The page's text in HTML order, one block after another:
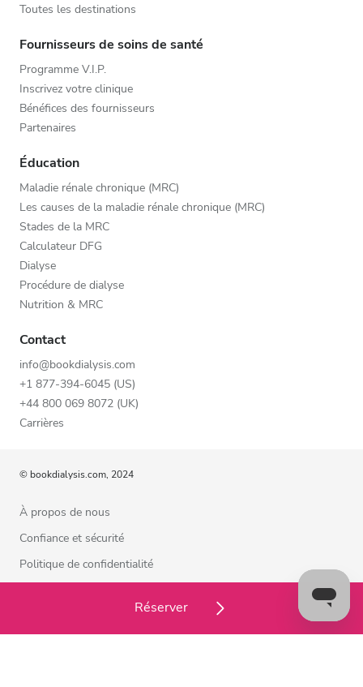
Réserver
Toutes les destinations
Fournisseurs de soins de santé
Programme V.I.P.
Inscrivez votre clinique
Bénéfices des fournisseurs
Partenaires
Éducation
Maladie rénale chronique (MRC)
Les causes de la maladie rénale chronique (MRC)
Stades de la MRC
Calculateur DFG
Dialyse
Procédure de dialyse
Nutrition & MRC
Contact
info@bookdialysis.com
+1 877-394-6045 (US)
+44 800 069 8072 (UK)
Carrières
© bookdialysis.com, 2024
À propos de nous
Confiance et sécurité
Politique de confidentialité
Politique relative aux cookies